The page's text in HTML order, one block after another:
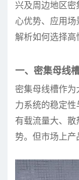
兴及周边地区密
心优势、应用
解析如何选择高
一、密集母线
密集母线槽作
力系统的稳定
有载流量大、散
势。但市场上产